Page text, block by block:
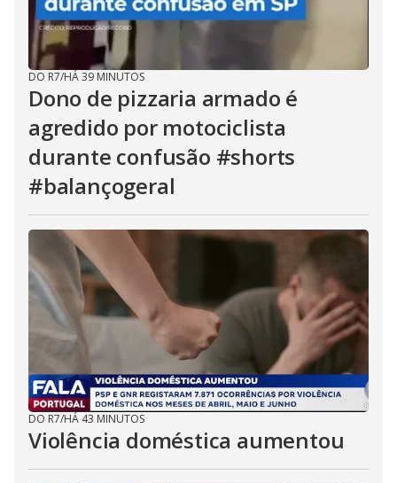
DO R7/HÁ 39 MINUTOS
Dono de pizzaria armado é
agredido por motociclista
durante confusão #shorts
#balançogeral
DO R7/HÁ 43 MINUTOS
Violência doméstica aumentou